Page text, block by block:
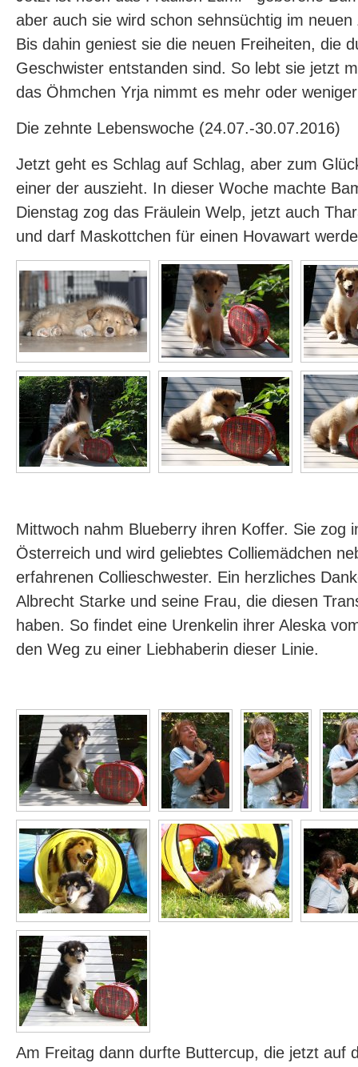
aber auch sie wird schon sehnsüchtig im
Bis dahin geniest sie die neuen Freiheiten, die
Geschwister entstanden sind. So lebt sie jetzt
das Öhmchen Yrja nimmt es mehr oder
Die zehnte Lebenswoche (24.07.-30.07.2016)
Jetzt geht es Schlag auf Schlag, aber zum
einer der auszieht. In dieser Woche machte
Dienstag zog das Fräulein Welp, jetzt auch
und darf Maskottchen für einen Hovawart
Mittwoch nahm Blueberry ihren Koffer. Sie zog
Österreich und wird geliebtes Colliemädchen
erfahrenen Collieschwester. Ein herzliches
Albrecht Starke und seine Frau, die diesen
haben. So findet eine Urenkelin ihrer Aleska
den Weg zu einer Liebhaberin dieser Linie.
Am Freitag dann durfte Buttercup, die jetzt auf